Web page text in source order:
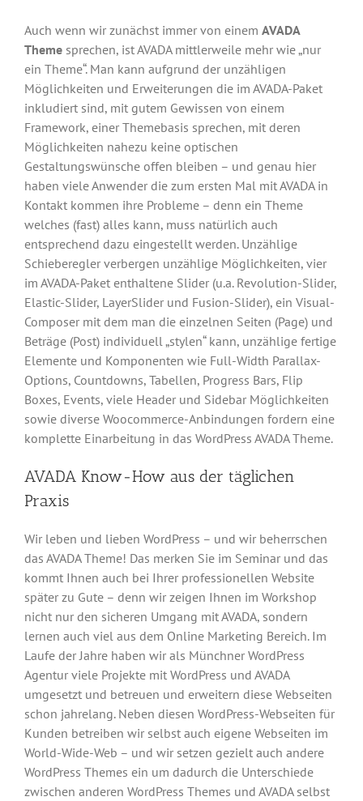
Auch wenn wir zunächst immer von einem AVADA
Theme sprechen, ist AVADA mittlerweile mehr wie „nur
ein Theme“. Man kann aufgrund der unzähligen
Möglichkeiten und Erweiterungen die im AVADA-Paket
inkludiert sind, mit gutem Gewissen von einem
Framework, einer Themebasis sprechen, mit deren
Möglichkeiten nahezu keine optischen
Gestaltungswünsche offen bleiben – und genau hier
haben viele Anwender die zum ersten Mal mit AVADA in
Kontakt kommen ihre Probleme – denn ein Theme
welches (fast) alles kann, muss natürlich auch
entsprechend dazu eingestellt werden. Unzählige
Schieberegler verbergen unzählige Möglichkeiten, vier
im AVADA-Paket enthaltene Slider (u.a. Revolution-Slider,
Elastic-Slider, LayerSlider und Fusion-Slider), ein Visual-
Composer mit dem man die einzelnen Seiten (Page) und
Beträge (Post) individuell „stylen“ kann, unzählige fertige
Elemente und Komponenten wie Full-Width Parallax-
Options, Countdowns, Tabellen, Progress Bars, Flip
Boxes, Events, viele Header und Sidebar Möglichkeiten
sowie diverse Woocommerce-Anbindungen fordern eine
komplette Einarbeitung in das WordPress AVADA Theme.
AVADA Know-How aus der täglichen
Praxis
Wir leben und lieben WordPress – und wir beherrschen
das AVADA Theme! Das merken Sie im Seminar und das
kommt Ihnen auch bei Ihrer professionellen Website
später zu Gute – denn wir zeigen Ihnen im Workshop
nicht nur den sicheren Umgang mit AVADA, sondern
lernen auch viel aus dem Online Marketing Bereich. Im
Laufe der Jahre haben wir als Münchner WordPress
Agentur viele Projekte mit WordPress und AVADA
umgesetzt und betreuen und erweitern diese Webseiten
schon jahrelang. Neben diesen WordPress-Webseiten für
Kunden betreiben wir selbst auch eigene Webseiten im
World-Wide-Web – und wir setzen gezielt auch andere
WordPress Themes ein um dadurch die Unterschiede
zwischen anderen WordPress Themes und AVADA selbst